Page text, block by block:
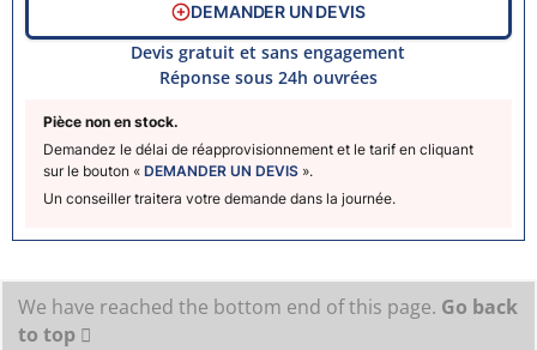
Pièce non en stock.
Demandez le délai de réapprovisionnement et le tarif en cliquant
sur le bouton « DEMANDER UN DEVIS ».
Un conseiller traitera votre demande dans la journée.
DEMANDER UN DEVIS
Devis gratuit et sans engagement
Réponse sous 24h ouvrées
We have reached the bottom end of this page. Go back
to top